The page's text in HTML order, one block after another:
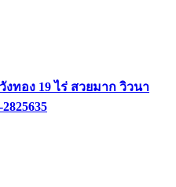
ทอง 19 ไร่ สวยมาก วิวนา